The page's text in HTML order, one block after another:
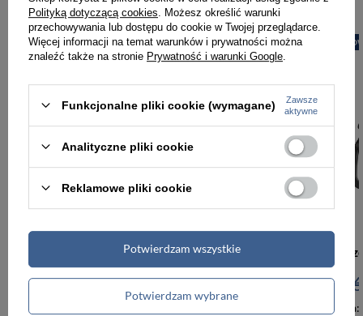
PROMOCJA NOWOŚĆ
66,00 zł
Najniższa cena:
69,99 zł
PROMOCJA
66,00 zł
Najniższa cena:
Polityką dotyczącą cookies . Możesz określić warunki
przechowywania lub dostępu do cookie w Twojej przeglądarce.
Więcej informacji na temat warunków i prywatności można
znaleźć także na stronie Prywatność i warunki Google
Funkcjonalne pliki cookie (wymagane)
Zawsze
aktywne
Analityczne pliki cookie
Reklamowe pliki cookie
Potwierdzam wybrane
Potwierdzam wszystkie